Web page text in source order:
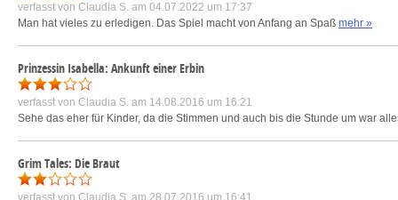
verfasst von Claudia S. am 04.07.2022 um 17:37
Man hat vieles zu erledigen. Das Spiel macht von Anfang an Spaß mehr »
Prinzessin Isabella: Ankunft einer Erbin
verfasst von Claudia S. am 14.08.2016 um 16:21
Sehe das eher für Kinder, da die Stimmen und auch bis die Stunde um war
Grim Tales: Die Braut
verfasst von Claudia S. am 28.07.2016 um 16:41